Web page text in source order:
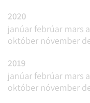
2020
janúar febrúar mars
október nóvember
2019
janúar febrúar mars
október nóvember